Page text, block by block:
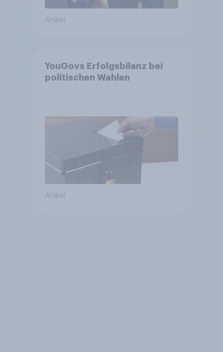
Artikel
YouGovs Erfolgsbilanz bei
politischen Wahlen
Artikel